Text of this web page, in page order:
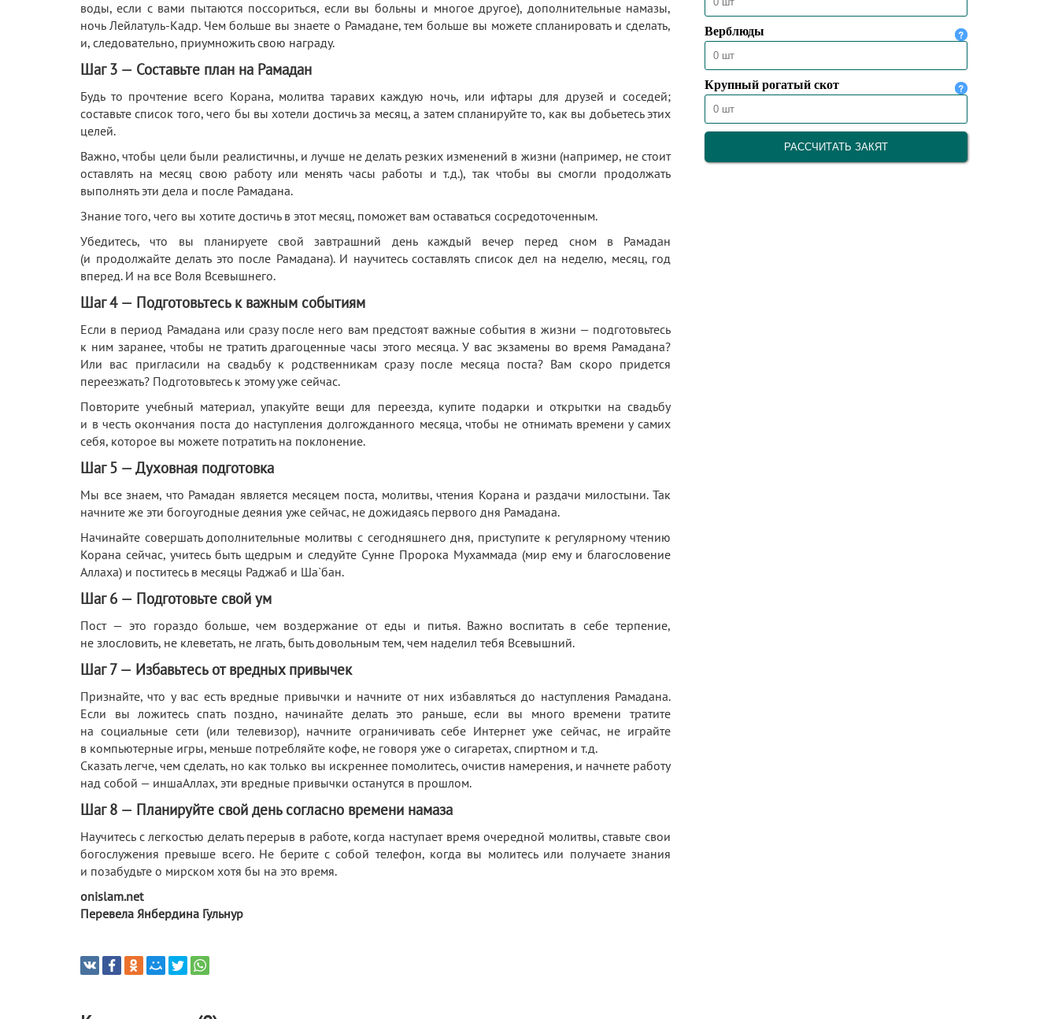
воды, если с вами пытаются поссориться, если вы больны и многое другое), дополнительные намазы,
ночь Лейлатуль-Кадр. Чем больше вы знаете о Рамадане, тем больше вы можете спланировать и сделать,
и, следовательно, приумножить свою награду.
Шаг 3 — Составьте план на Рамадан
Будь то прочтение всего Корана, молитва таравих каждую ночь, или ифтары для друзей и соседей;
составьте список того, чего бы вы хотели достичь за месяц, а затем спланируйте то, как вы добьетесь этих
целей.
Важно, чтобы цели были реалистичны, и лучше не делать резких изменений в жизни (например, не стоит
оставлять на месяц свою работу или менять часы работы и т.д.), так чтобы вы смогли продолжать
выполнять эти дела и после Рамадана.
Знание того, чего вы хотите достичь в этот месяц, поможет вам оставаться сосредоточенным.
Убедитесь, что вы планируете свой завтрашний день каждый вечер перед сном в Рамадан
(и продолжайте делать это после Рамадана). И научитесь составлять список дел на неделю, месяц, год
вперед. И на все Воля Всевышнего.
Шаг 4 — Подготовьтесь к важным событиям
Если в период Рамадана или сразу после него вам предстоят важные события в жизни — подготовьтесь
к ним заранее, чтобы не тратить драгоценные часы этого месяца. У вас экзамены во время Рамадана?
Или вас пригласили на свадьбу к родственникам сразу после месяца поста? Вам скоро придется
переезжать? Подготовьтесь к этому уже сейчас.
Повторите учебный материал, упакуйте вещи для переезда, купите подарки и открытки на свадьбу
и в честь окончания поста до наступления долгожданного месяца, чтобы не отнимать времени у самих
себя, которое вы можете потратить на поклонение.
Шаг 5 — Духовная подготовка
Мы все знаем, что Рамадан является месяцем поста, молитвы, чтения Корана и раздачи милостыни. Так
начните же эти богоугодные деяния уже сейчас, не дожидаясь первого дня Рамадана.
Начинайте совершать дополнительные молитвы с сегодняшнего дня, приступите к регулярному чтению
Корана сейчас, учитесь быть щедрым и следуйте Сунне Пророка Мухаммада (мир ему и благословение
Аллаха) и поститесь в месяцы Раджаб и Ша`бан.
Шаг 6 — Подготовьте свой ум
Пост — это гораздо больше, чем воздержание от еды и питья. Важно воспитать в себе терпение,
не злословить, не клеветать, не лгать, быть довольным тем, чем наделил тебя Всевышний.
Шаг 7 — Избавьтесь от вредных привычек
Признайте, что у вас есть вредные привычки и начните от них избавляться до наступления Рамадана.
Если вы ложитесь спать поздно, начинайте делать это раньше, если вы много времени тратите
на социальные сети (или телевизор), начните ограничивать себе Интернет уже сейчас, не играйте
в компьютерные игры, меньше потребляйте кофе, не говоря уже о сигаретах, спиртном и т.д.
Сказать легче, чем сделать, но как только вы искреннее помолитесь, очистив намерения, и начнете работу
над собой — иншаАллах, эти вредные привычки останутся в прошлом.
Шаг 8 — Планируйте свой день согласно времени намаза
Научитесь с легкостью делать перерыв в работе, когда наступает время очередной молитвы, ставьте свои
богослужения превыше всего. Не берите с собой телефон, когда вы молитесь или получаете знания
и позабудьте о мирском хотя бы на это время.
onislam.net
Перевела Янбердина Гульнур